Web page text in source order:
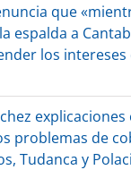
que
espalda a
los intereses
explicaciones
problemas de
Tudanca y